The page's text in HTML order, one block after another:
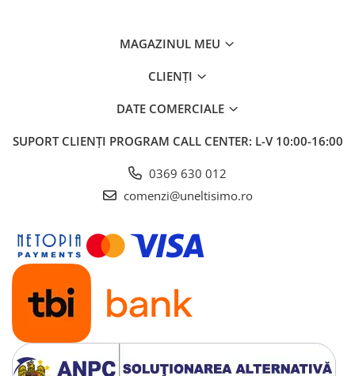
MAGAZINUL MEU
CLIENȚI
DATE COMERCIALE
SUPORT CLIENȚI PROGRAM CALL CENTER: L-V 10:00-16:00
0369 630 012
comenzi@uneltisimo.ro